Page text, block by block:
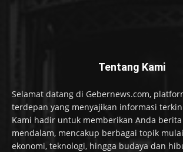
Tentang Kami
Selamat datang di Gebernews.com,
terdepan yang menyajikan informasi
Kami hadir untuk memberikan Anda
mendalam, mencakup berbagai topik
ekonomi, teknologi, hingga budaya dan